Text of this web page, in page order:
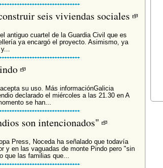
seis viviendas sociales
antiguo cuartel de la Guardia Civil que es
ya encargó el proyecto. Asimismo, ya
su uso. Más informaciónGalicia
declarado el miércoles a las 21.30 en A
se han...
son intencionados"
Press, Noceda ha señalado que todavía
y en las vaguadas de monte Pindo pero "sin
que las familias que...